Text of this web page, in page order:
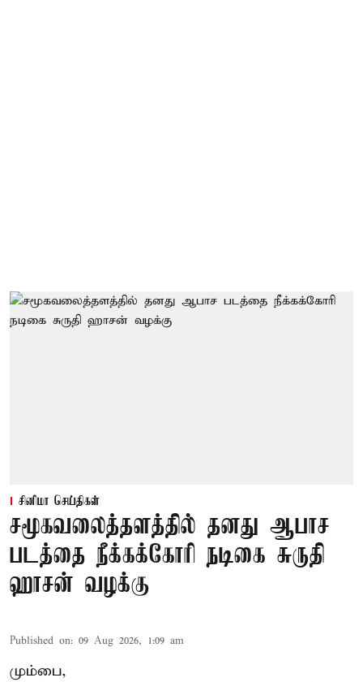
சினிமா செய்திகள்
சமூகவலைத்தளத்தில் தனது ஆபாச
படத்தை நீக்கக்கோரி நடிகை சுருதி
ஹாசன் வழக்கு
Published on: 09 Aug 2026, 1:09 am
மும்பை,